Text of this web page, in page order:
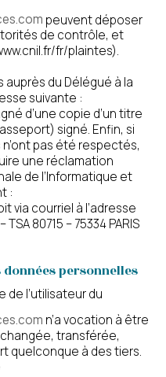
du proche concerné
postal du proche
données
à notre
peuvent déposer
de contrôle, et
fr/plaintes).
du Délégué à la
suivante :
d’une copie d’un titre
signé. Enfin, si
pas été respectés,
une réclamation
de l’Informatique et
:
via courriel à l’adresse
80715 – 75334 PARIS
données personnelles
l’utilisateur du
n’a vocation à être
transférée,
quelconque à des tiers.